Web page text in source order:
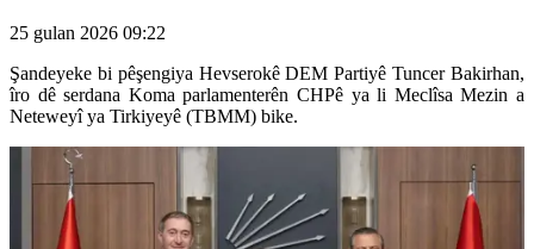
25 gulan 2026 09:22
Şandeyeke bi pêşengiya Hevserokê DEM Partiyê Tuncer Bakirhan,
îro dê serdana Koma parlamenterên CHPê ya li Meclîsa Mezin a
Neteweyî ya Tirkiyeyê (TBMM) bike.